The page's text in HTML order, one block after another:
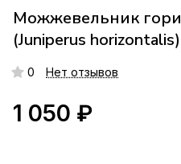
Можжевельник
(Juniperus
0 Нет отзывов
1 050 ₽